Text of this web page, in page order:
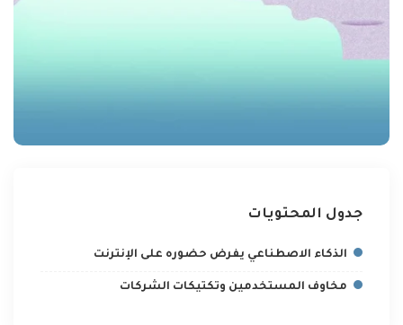
جدول المحتويات
الذكاء الاصطناعي يفرض حضوره على الإنترنت
مخاوف المستخدمين وتكتيكات الشركات